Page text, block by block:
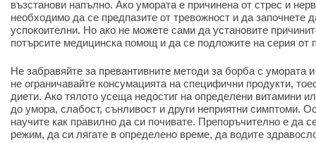
възстанови напълно. Ако умората е причинена от стрес и
необходимо да се предпазите от тревожност и да започнете
успокоителни. Но ако не можете сами да установите
потърсите медицинска помощ и да се подложите на серия от
Не забравяйте за превантивните методи за борба с умората
не ограничавайте консумацията на специфични продукти,
диети. Ако тялото усеща недостиг на определени витамини
до умора, слабост, сънливост и други неприятни симптоми.
научите как правилно да си почивате. Препоръчително е да
режим, да си лягате в определено време, да водите